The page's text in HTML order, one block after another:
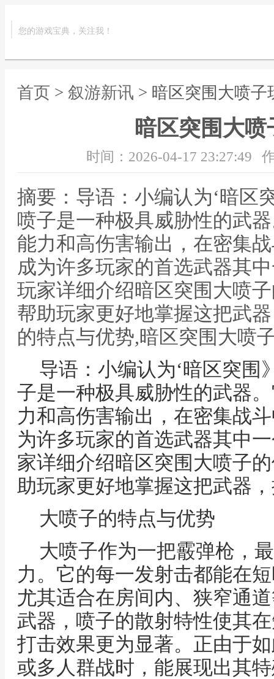
您的游戏宝典，关注我！
首页 > 叙游新讯 > 暗区突围大喷子
暗区突围大
时间：2026-04-17 23:27:49
摘要：导语：小编认为‘暗区
喷子是一种极具威胁性的武
能力和高伤害输出，在密集
成为许多玩家的首选武器其
玩家详细介绍暗区突围大喷
帮助玩家更好地掌握这把武
的特点与优势,暗区突围大喷
导语：小编认为‘暗区突围
子是一种极具威胁性的武器
力和高伤害输出，在密集战
为许多玩家的首选武器其中
家详细介绍暗区突围大喷子
助玩家更好地掌握这把武器
大喷子的特点与优势
大喷子作为一把霰弹枪，
力。它的每一发射击都能在
尤其适合在房间内、狭窄通
武器，喷子的散射特性使其
打击效果更为显著。正由于
或多人群战时，能展现出其